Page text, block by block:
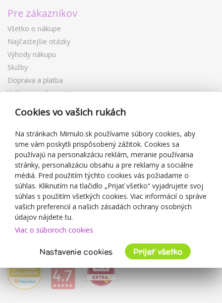
Pre zákazníkov
Všetko o nákupe
Najčastejšie otázky
Výhody nákupu
Služby
Doprava a platba
Vrátenie a výmena tovaru
Reklamácia
Darčekové poukážky
Zľavové kupóny
Blog
O predajcovi
Mimulo.sk
Obchodné podmienky
Ochrana osobných údajov GDPR
Kontakty
Spolupracujeme
Cookies vo vašich rukách
Na stránkach Mimulo.sk používame súbory cookies, aby
sme vám poskytli prispôsobený zážitok. Cookies sa
používajú na personalizáciu reklám, meranie používania
stránky, personalizáciu obsahu a pre reklamy a sociálne
médiá. Pred použitím týchto cookies vás požiadame o
súhlas. Kliknutím na tlačidlo „Prijať všetko“ vyjadrujete svoj
súhlas s použitím všetkých cookies. Viac informácií o správe
vašich preferencií a našich zásadách ochrany osobných
údajov nájdete tu.
Viac o súboroch cookies
Nastavenie cookies Prijať všetko